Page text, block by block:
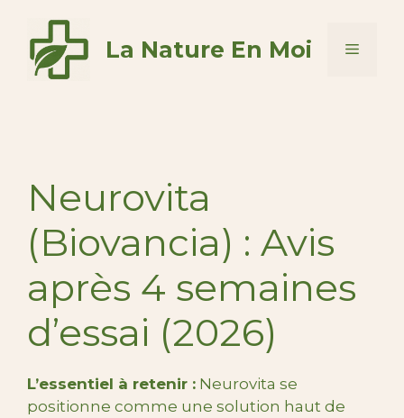
contenu
La Nature En Moi Menu
Neurovita
(Biovancia) : Avis
après 4 semaines
d’essai (2026)
L’essentiel à retenir : Neurovita se
positionne comme une solution haut de